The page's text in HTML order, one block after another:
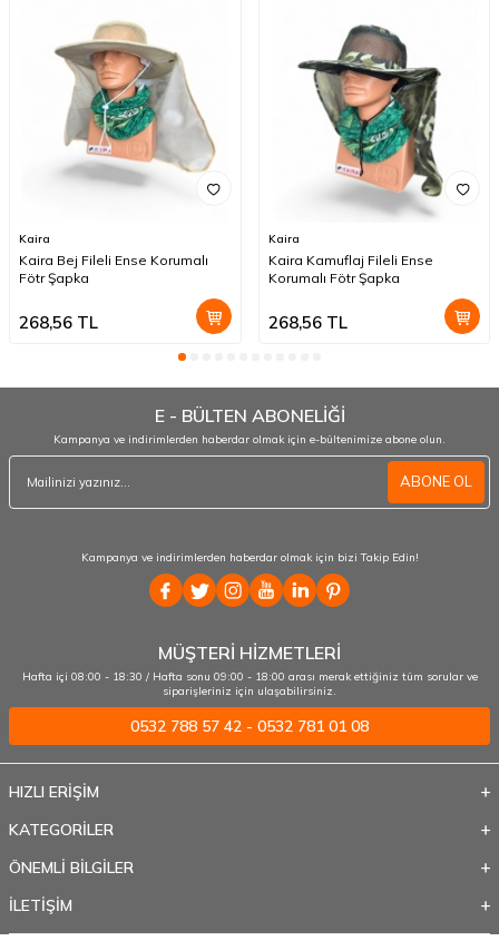
Kaira
Kaira Bej Fileli Ense Korumalı
Fötr Şapka
268,56 TL
Kaira
Kaira Kamuflaj Fileli Ense
Korumalı Fötr Şapka
268,56TL
E - BÜLTEN ABONELİĞİ
Kampanya ve indirimlerden haberdar olmak için e-bültenimize abone olun.
ABONE OL
Kampanya ve indirimlerden haberdar olmak için bizi Takip Edin!
MÜŞTERİ HİZMETLERİ
Hafta içi 08:00 - 18:30 / Hafta sonu 09:00 - 18:00 arası merak ettiğiniz tüm sorular ve
siparişleriniz için ulaşabilirsiniz.
0532 788 57 42 - 0532 781 01 08
HIZLI ERİŞİM
KATEGORİLER
ÖNEMLİ BİLGİLER
İLETİŞİM